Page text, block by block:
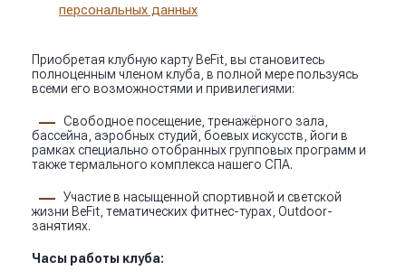
персональных данных
Приобретая клубную карту BeFit, вы становитесь
полноценным членом клуба, в полной мере пользуясь
всеми его возможностями и привилегиями:
Свободное посещение, тренажёрного зала,
бассейна, аэробных студий, боевых искусств, йоги в
рамках специально отобранных групповых программ и
также термального комплекса нашего СПА.
Участие в насыщенной спортивной и светской
жизни BeFit, тематических фитнес-турах, Outdoor-
занятиях.
Часы работы клуба: